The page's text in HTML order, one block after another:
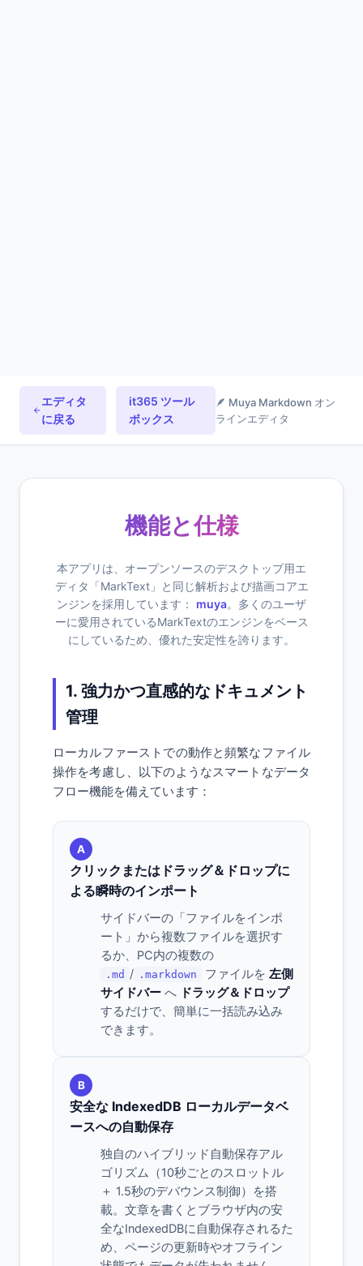
エディタ
に戻る
it365 ツール
ボックス
🪶 Muya Markdown オン
ラインエディタ
機能と仕様
本アプリは、オープンソースのデスクトップ用エ
ディタ「MarkText」と同じ解析および描画コアエ
ンジンを採用しています： muya。多くのユーザ
ーに愛用されているMarkTextのエンジンをベース
にしているため、優れた安定性を誇ります。
1. 強力かつ直感的なドキュメント
管理
ローカルファーストでの動作と頻繁なファイル
操作を考慮し、以下のようなスマートなデータ
フロー機能を備えています：
A
クリックまたはドラッグ＆ドロップに
よる瞬時のインポート
サイドバーの「ファイルをインポ
ート」から複数ファイルを選択す
るか、PC内の複数の
.md / .markdown ファイルを 左側
サイドバー へ ドラッグ＆ドロップ
するだけで、簡単に一括読み込み
できます。
B
安全な IndexedDB ローカルデータベ
ースへの自動保存
独自のハイブリッド自動保存アル
ゴリズム（10秒ごとのスロットル
＋ 1.5秒のデバウンス制御）を搭
載。文章を書くとブラウザ内の安
全なIndexedDBに自動保存されるた
め、ページの更新時やオフライン